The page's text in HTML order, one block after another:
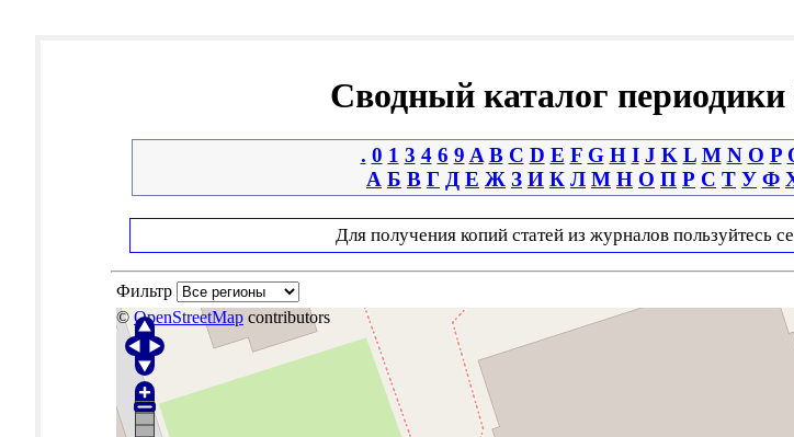
Сводный каталог периодики
. 0 1 3 4 6 9 A B C D E F G H I J K L M N O P
А Б В Г Д Е Ж З И К Л М Н О П Р С Т У Ф
Для получения копий статей из журналов пользуйтесь
Фильтр
© OpenStreetMap contributors